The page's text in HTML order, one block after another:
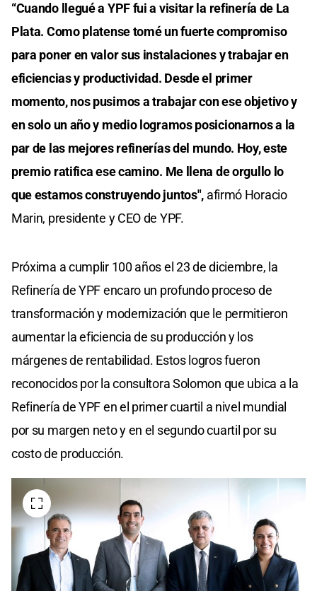
“Cuando llegué a YPF fui a visitar la refinería de La
Plata. Como platense tomé un fuerte compromiso
para poner en valor sus instalaciones y trabajar en
eficiencias y productividad. Desde el primer
momento, nos pusimos a trabajar con ese objetivo y
en solo un año y medio logramos posicionarnos a la
par de las mejores refinerías del mundo. Hoy, este
premio ratifica ese camino. Me llena de orgullo lo
que estamos construyendo juntos", afirmó Horacio
Marin, presidente y CEO de YPF.
Próxima a cumplir 100 años el 23 de diciembre, la
Refinería de YPF encaro un profundo proceso de
transformación y modernización que le permitieron
aumentar la eficiencia de su producción y los
márgenes de rentabilidad. Estos logros fueron
reconocidos por la consultora Solomon que ubica a la
Refinería de YPF en el primer cuartil a nivel mundial
por su margen neto y en el segundo cuartil por su
costo de producción.